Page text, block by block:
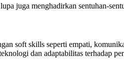
juga menghadirkan sentuhan-
soft skills seperti empati,
dan adaptabilitas terhadap